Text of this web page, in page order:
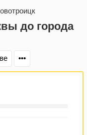
до города
•••